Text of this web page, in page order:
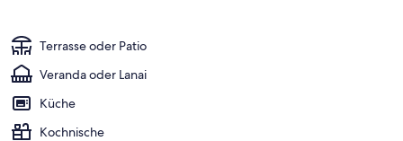
Terrasse oder Patio
Veranda oder Lanai
Küche
Kochnische